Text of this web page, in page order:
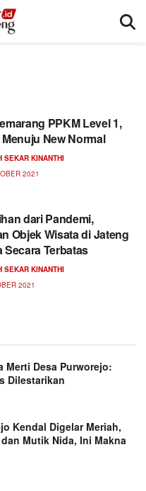
PPKM Level 1,
New Normal
SEKAR KINANTHI
2021
dari Pandemi,
Objek Wisata di Jateng
Secara Terbatas
SEKAR KINANTHI
2021
Merti Desa Purworejo:
Dilestarikan
Kendal Digelar Meriah,
Mutik Nida, Ini Makna